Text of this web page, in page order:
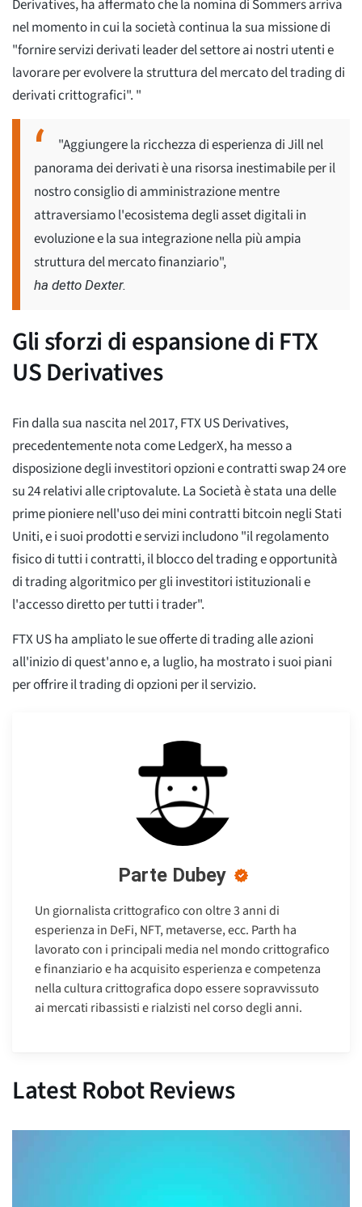
Derivatives, ha affermato che la nomina di Sommers arriva
nel momento in cui la società continua la sua missione di
"fornire servizi derivati leader del settore ai nostri utenti e
lavorare per evolvere la struttura del mercato del trading di
derivati crittografici". "
"Aggiungere la ricchezza di esperienza di Jill nel
panorama dei derivati è una risorsa inestimabile per il
nostro consiglio di amministrazione mentre
attraversiamo l'ecosistema degli asset digitali in
evoluzione e la sua integrazione nella più ampia
struttura del mercato finanziario",
ha detto Dexter.
Gli sforzi di espansione di FTX
US Derivatives
Fin dalla sua nascita nel 2017, FTX US Derivatives,
precedentemente nota come LedgerX, ha messo a
disposizione degli investitori opzioni e contratti swap 24 ore
su 24 relativi alle criptovalute. La Società è stata una delle
prime pioniere nell'uso dei mini contratti bitcoin negli Stati
Uniti, e i suoi prodotti e servizi includono "il regolamento
fisico di tutti i contratti, il blocco del trading e opportunità
di trading algoritmico per gli investitori istituzionali e
l'accesso diretto per tutti i trader".
FTX US ha ampliato le sue offerte di trading alle azioni
all'inizio di quest'anno e, a luglio, ha mostrato i suoi piani
per offrire il trading di opzioni per il servizio.
Parte Dubey
Un giornalista crittografico con oltre 3 anni di
esperienza in DeFi, NFT, metaverse, ecc. Parth ha
lavorato con i principali media nel mondo crittografico
e finanziario e ha acquisito esperienza e competenza
nella cultura crittografica dopo essere sopravvissuto
ai mercati ribassisti e rialzisti nel corso degli anni.
Latest Robot Reviews